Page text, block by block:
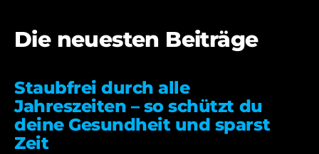
Die neuesten Beiträge
Staubfrei durch alle
Jahreszeiten – so schützt du
deine Gesundheit und sparst
Zeit